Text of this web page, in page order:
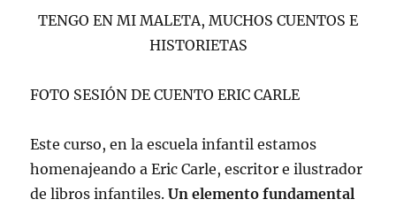
TENGO EN MI MALETA, MUCHOS CUENTOS E
HISTORIETAS
FOTO SESIÓN DE CUENTO ERIC CARLE
Este curso, en la escuela infantil estamos
homenajeando a Eric Carle, escritor e ilustrador
de libros infantiles.Un elemento fundamental